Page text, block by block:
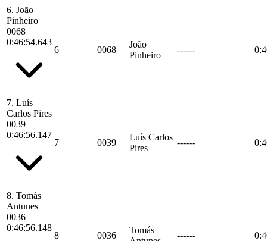
6. João
Pinheiro
0068 |
0:46:54.643
6 0068
João
Pinheiro
------
7. Luís
Carlos Pires
0039 |
0:46:56.147
7 0039
Luís Carlos
Pires
------
8. Tomás
Antunes
0036 |
0:46:56.148
8 0036
Tomás
------